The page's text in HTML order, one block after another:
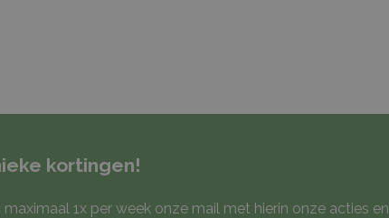
kortingen!
1x per week onze mail met hierin onze acties en